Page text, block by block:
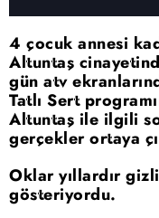
4 çocuk annesi
Altuntaş
gün atv
Tatlı Sert
Altuntaş ile ilgili
gerçekler ortaya
Oklar yıllardır
gösteriyordu.